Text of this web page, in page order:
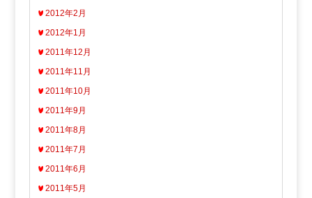
2012年2月
2012年1月
2011年12月
2011年11月
2011年10月
2011年9月
2011年8月
2011年7月
2011年6月
2011年5月